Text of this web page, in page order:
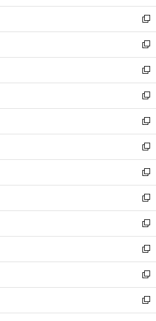
開
く
ウ
で
開
く
ン
ド
ウ
で
開
く
新
し
い
ウ
ィ
ン
ド
ウ
で
開
く
新
し
い
ウ
ィ
ン
ド
ウ
で
開
く
新
し
い
ウ
ィ
ン
ド
ウ
で
開
く
新
し
い
ウ
ィ
ン
ド
ウ
で
開
く
新
し
い
ウ
ィ
ン
ド
ウ
で
開
く
新
し
い
ウ
ィ
ン
ド
ウ
で
開
く
新
し
い
ウ
ィ
ン
ド
ウ
で
開
く
新
し
い
ウ
ィ
ン
ド
ウ
で
開
新
し
い
ウ
ィ
ン
ド
ウ
新
し
い
ウ
ィ
ン
新
し
い
ウ
新
し